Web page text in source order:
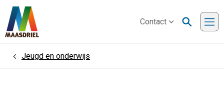
Contact
HomeJeugd en onderwijs